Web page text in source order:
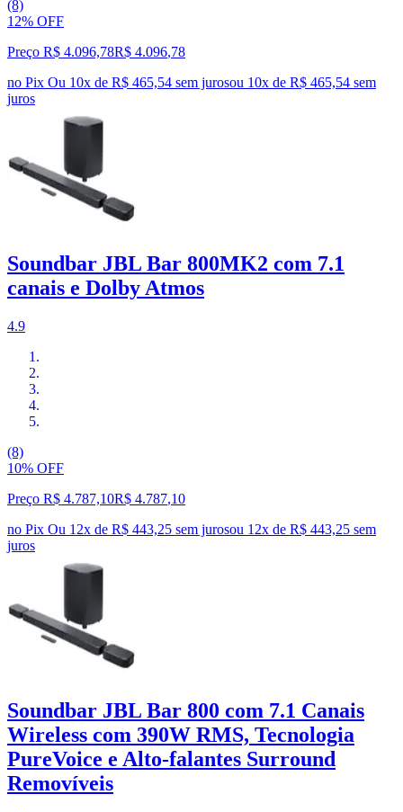
(8)
12% OFF
Preço R$ 4.096,78R$ 4.096,78
no Pix Ou 10x de R$ 465,54 sem jurosou 10x de R$ 465,54 sem
juros
Soundbar JBL Bar 800MK2 com 7.1
canais e Dolby Atmos
4.9
(8)
10% OFF
Preço R$ 4.787,10R$ 4.787,10
no Pix Ou 12x de R$ 443,25 sem jurosou 12x de R$ 443,25 sem
juros
Soundbar JBL Bar 800 com 7.1 Canais
Wireless com 390W RMS, Tecnologia
PureVoice e Alto-falantes Surround
Removíveis